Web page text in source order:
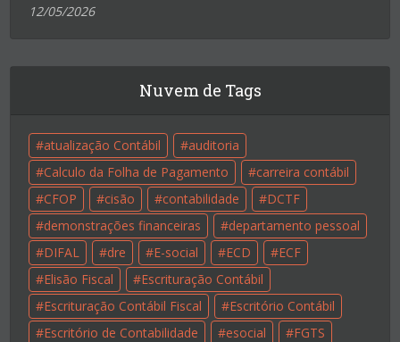
12/05/2026
Nuvem de Tags
atualização Contábil
auditoria
Calculo da Folha de Pagamento
carreira contábil
CFOP
cisão contabilidade
DCTF
demonstrações financeiras
departamento pessoal
DIFAL
dre E-social ECD
ECF
Elisão Fiscal
Escrituração Contábil
Escrituração Contábil Fiscal
Escritório Contábil
Escritório de Contabilidade
esocial
FGTS